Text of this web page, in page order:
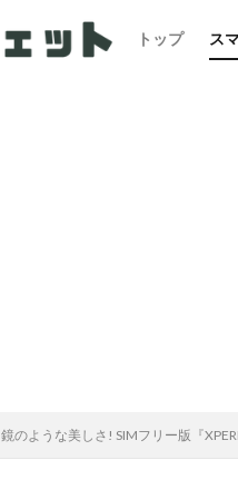
トップ ス
鏡のような美しさ! SIMフリー版『